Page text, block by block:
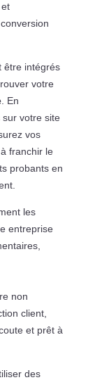
être intégrés
votre
. En
votre site
vos
franchir le
probants en
les
entreprise
non
client,
et prêt à
des